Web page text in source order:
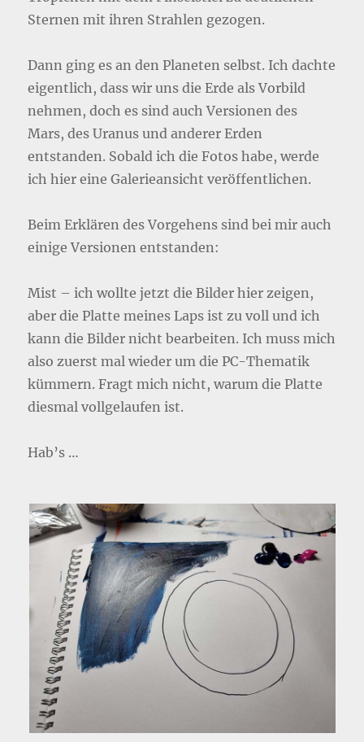
Sternen mit ihren Strahlen gezogen.
Dann ging es an den Planeten selbst. Ich dachte
eigentlich, dass wir uns die Erde als Vorbild
nehmen, doch es sind auch Versionen des
Mars, des Uranus und anderer Erden
entstanden. Sobald ich die Fotos habe, werde
ich hier eine Galerieansicht veröffentlichen.
Beim Erklären des Vorgehens sind bei mir auch
einige Versionen entstanden:
Mist – ich wollte jetzt die Bilder hier zeigen,
aber die Platte meines Laps ist zu voll und ich
kann die Bilder nicht bearbeiten. Ich muss mich
also zuerst mal wieder um die PC-Thematik
kümmern. Fragt mich nicht, warum die Platte
diesmal vollgelaufen ist.
Hab’s …